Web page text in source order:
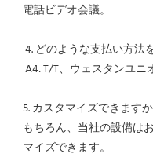
電話ビデオ会議。
4. どのような支払い方法
A4: T/T、ウェスタンユニ
5. カスタマイズできます
もちろん、当社の設備は
マイズできます。